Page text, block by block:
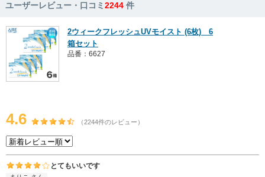
ユーザーレビュー・口コミ2244 件
2ウィークフレッシュUVモイスト (6枚) 6
箱セット
品番：6627
4.6 （2244件のレビュー）
とてもいいです